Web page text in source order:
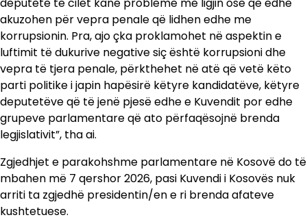
akuzohen për vepra penale që lidhen edhe me
korrupsionin. Pra, ajo çka proklamohet në aspektin e
luftimit të dukurive negative siç është korrupsioni dhe
vepra të tjera penale, përkthehet në atë që vetë këto
parti politike i japin hapësirë këtyre kandidatëve, këtyre
deputetëve që të jenë pjesë edhe e Kuvendit por edhe
grupeve parlamentare që ato përfaqësojnë brenda
legjislativit”, tha ai.
Zgjedhjet e parakohshme parlamentare në Kosovë do të
mbahen më 7 qershor 2026, pasi Kuvendi i Kosovës nuk
arriti ta zgjedhë presidentin/en e ri brenda afateve
kushtetuese.